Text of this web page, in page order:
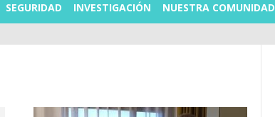
SEGURIDAD INVESTIGACIÓN NUESTRA COMUNIDAD